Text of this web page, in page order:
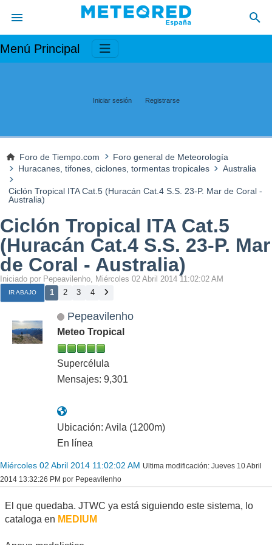
Menú Principal
Iniciar sesión Registrarse
Foro de Tiempo.com
Foro general de Meteorología
Huracanes, tifones, ciclones, tormentas tropicales
Australia
Ciclón Tropical ITA Cat.5 (Huracán Cat.4 S.S. 23-P. Mar de Coral -
Australia)
Ciclón Tropical ITA Cat.5
(Huracán Cat.4 S.S. 23-P. Mar
de Coral - Australia)
Iniciado por Pepeavilenho, Miércoles 02 Abril 2014 11:02:02 AM
IR ABAJO 1 2 3 4
Pepeavilenho
Meteo Tropical
Supercélula
Mensajes: 9,301
Ubicación: Avila (1200m)
En línea
Miércoles 02 Abril 2014 11:02:02 AM Ultima modificación: Jueves 10 Abril
2014 13:32:26 PM por Pepeavilenho
El que quedaba. JTWC ya está siguiendo este sistema, lo
cataloga en MEDIUM